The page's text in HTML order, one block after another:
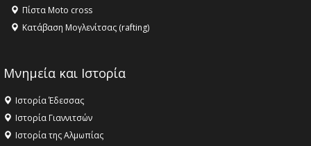
Πίστα Moto cross
Κατάβαση Μογλενίτσας (rafting)
Μνημεία και Ιστορία
Ιστορία Έδεσσας
Ιστορία Γιαννιτσών
Ιστορία της Αλμωπίας